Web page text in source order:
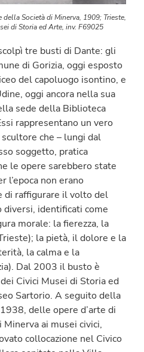
Società di Minerva, 1909; Trieste,
di Storia ed Arte, inv. F69025
tre busti di Dante: gli
di Gorizia, oggi esposto
del capoluogo isontino, e
oggi ancora nella sua
sede della Biblioteca
rappresentano un vero
che – lungi dal
soggetto, pratica
le opere sarebbero state
l’epoca non erano
di raffigurare il volto del
diversi, identificati come
morale: la fierezza, la
la pietà, il dolore e la
la calma e la
Dal 2003 il busto è
Civici Musei di Storia ed
Sartorio. A seguito della
delle opere d’arte di
ai musei civici,
collocazione nel Civico